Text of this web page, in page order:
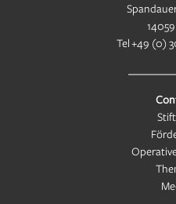
Tel+49 (0)